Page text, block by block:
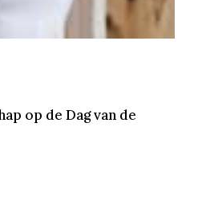
op de Dag van de